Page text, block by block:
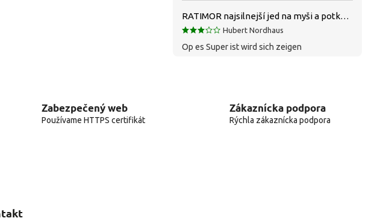
RATIMOR najsilnejší jed na myši a potkany
Hubert Nordhaus
Op es Super ist wird sich zeigen
Zabezpečený web
Používame HTTPS certifikát
Zákaznícka podpora
Rýchla zákaznícka podpora